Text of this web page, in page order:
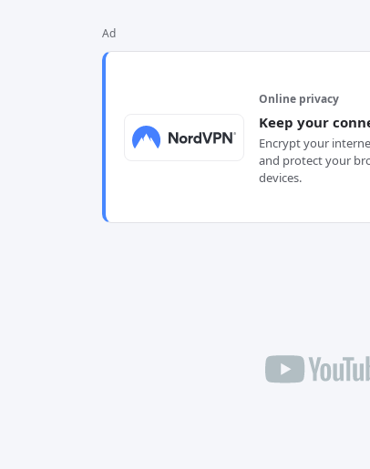
Ad
Online privacy
Keep your
Encrypt your
and protect your
devices.